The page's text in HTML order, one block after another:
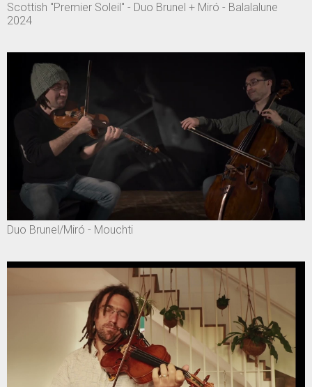
Scottish "Premier Soleil" - Duo Brunel + Miró - Balalalune
2024
Duo Brunel/Miró - Mouchti